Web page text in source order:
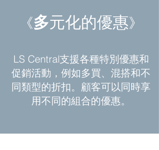
《多元化的優惠》
LS Central支援各種特別優惠和
促銷活動，例如多買、混搭和不
同類型的折扣。顧客可以同時享
用不同的組合的優惠。